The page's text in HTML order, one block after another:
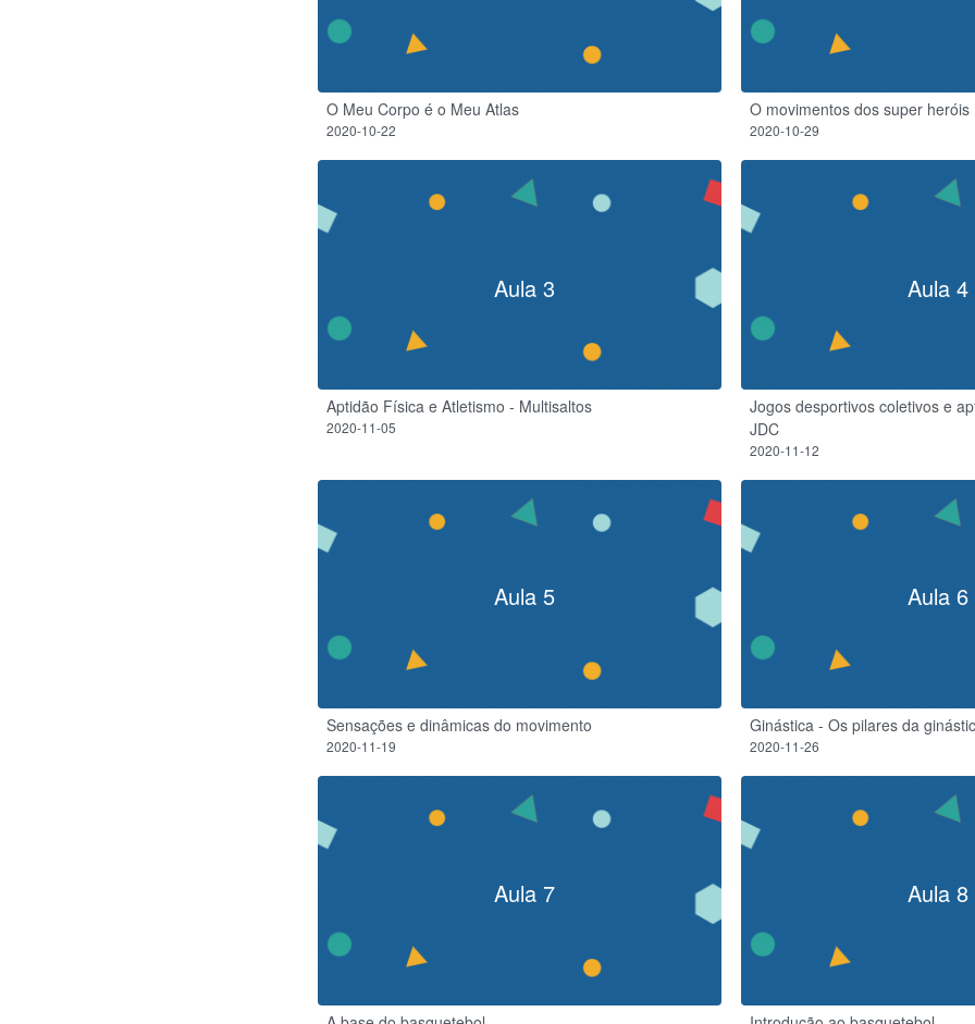
O Meu Corpo é o Meu Atlas
2020-10-22
O movimentos dos super heróis
2020-10-29
Aula 3
Aptidão Física e Atletismo - Multisaltos
2020-11-05
Aula 4
Jogos desportivos coletivos e
JDC
2020-11-12
Aula 5
Sensações e dinâmicas do movimento
2020-11-19
Aula 6
Ginástica - Os pilares da
2020-11-26
Aula 7 Aula 8